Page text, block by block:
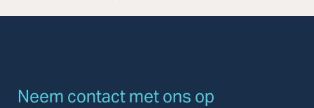
Neem contact met ons op